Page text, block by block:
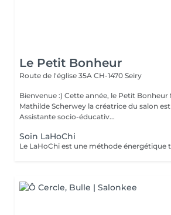
Le Petit Bonheur
Route de l'église 35A CH-1470 Seiry
Bienvenue :) Cette année, le Petit Bonheur fête ses 5 ans.
Mathilde Scherwey la créatrice du salon est Massothérapeute et
Assistante socio-éducativ...
Soin LaHoChi